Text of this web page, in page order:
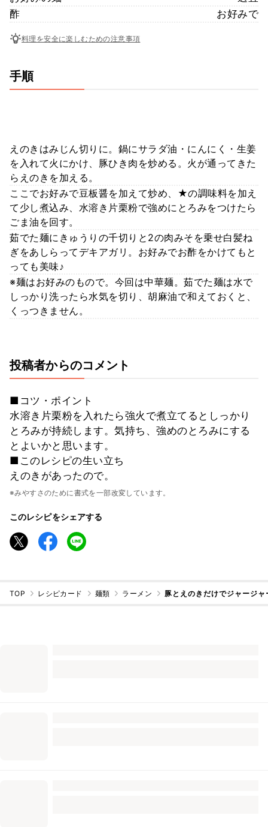
酢
お好みで
料理を安全に楽しむための注意事項
手順
えのきはみじん切りに。鍋にサラダ油・にんにく・生姜
を入れて火にかけ、豚ひき肉を炒める。火が通ってきた
らえのきを加える。
ここでお好みで豆板醤を加えて炒め、★の調味料を加え
て少し煮込み、水溶き片栗粉で強めにとろみをつけたら
ごま油を回す。
茹でた麺にきゅうりの千切りと2の肉みそを乗せ白髪ね
ぎをあしらってデキアガリ。お好みでお酢をかけてもと
っても美味♪
※麺はお好みのもので。今回は中華麺。茹でた麺は水で
しっかり洗ったら水気を切り、胡麻油で和えておくと、
くっつきません。
投稿者からのコメント
■コツ・ポイント
水溶き片栗粉を入れたら強火で煮立てるとしっかり
とろみが持続します。気持ち、強めのとろみにする
とよいかと思います。
■このレシピの生い立ち
えのきがあったので。
※みやすさのために書式を一部改変しています。
このレシピをシェアする
TOP レシピカード 麺類 ラーメン 豚とえのきだけでジャージャ